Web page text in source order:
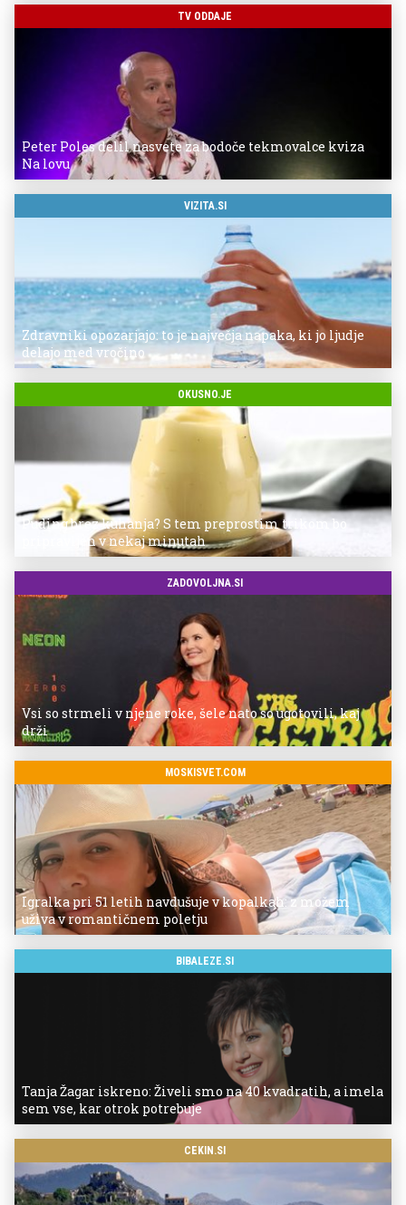
TV ODDAJE
Peter Poles delil nasvete za bodoče tekmovalce kviza
Na lovu
VIZITA.SI
Zdravniki opozarjajo: to je največja napaka, ki jo ljudje
delajo med vročino
OKUSNO.JE
Puding brez kuhanja? S tem preprostim trikom bo
pripravljen v nekaj minutah
ZADOVOLJNA.SI
Vsi so strmeli v njene roke, šele nato so ugotovili, kaj
drži
MOSKISVET.COM
Igralka pri 51 letih navdušuje v kopalkah: z možem
uživa v romantičnem poletju
BIBALEZE.SI
Tanja Žagar iskreno: Živeli smo na 40 kvadratih, a imela
sem vse, kar otrok potrebuje
CEKIN.SI